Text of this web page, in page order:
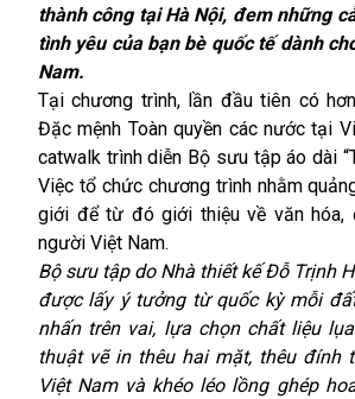
thành công tại Hà Nội, đem những
tình yêu của bạn bè quốc tế dành
Nam.
Tại chương trình, lần đầu tiên có
Đặc mệnh Toàn quyền các nước tại
catwalk trình diễn Bộ sưu tập áo dài
Việc tổ chức chương trình nhằm
giới để từ đó giới thiệu về văn hóa,
người Việt Nam.
Bộ sưu tập do Nhà thiết kế Đỗ Trịnh
được lấy ý tưởng từ quốc kỳ mỗi
nhấn trên vai, lựa chọn chất liệu
thuật vẽ in thêu hai mặt, thêu đính
Việt Nam và khéo léo lồng ghép